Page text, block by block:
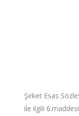
Şirket Esas
ile ilgili